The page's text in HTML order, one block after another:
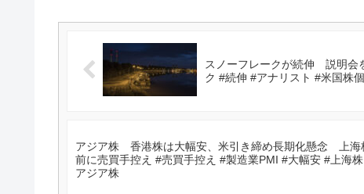
スノーフレークが続伸 説明会
ク #続伸 #アナリスト #米国株
アジア株 香港株は大幅安、米引き締め長期化懸念 上海
前に売買手控え #売買手控え #製造業PMI #大幅安 #上海
アジア株